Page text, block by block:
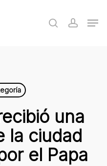
search
una
la ciudad
el Papa